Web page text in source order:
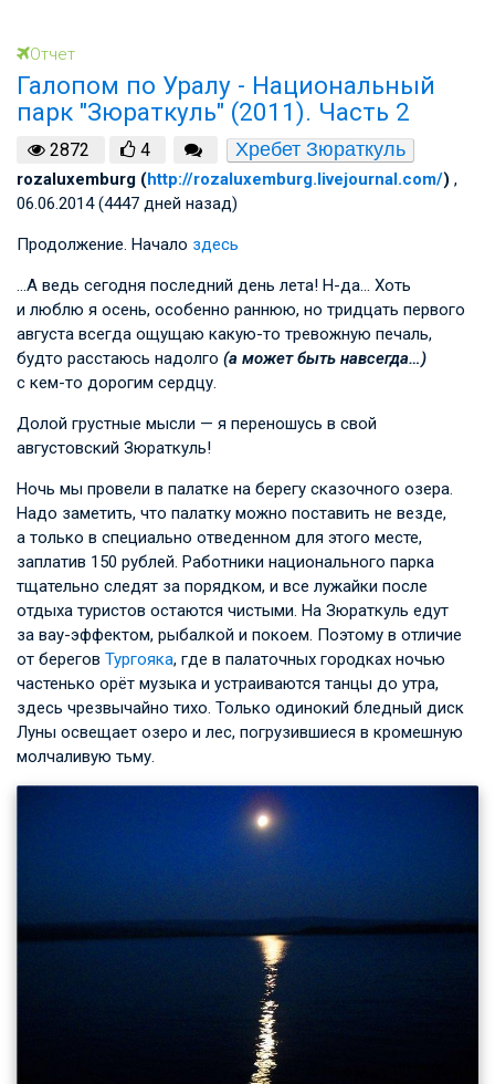
Отчет
Галопом по Уралу - Национальный
парк "Зюраткуль" (2011). Часть 2
2872 4 Хребет Зюраткуль
rozaluxemburg (http://rozaluxemburg.livejournal.com/) ,
06.06.2014 (4447 дней назад)
Продолжение. Начало здесь
…А ведь сегодня последний день лета! Н-да… Хоть
и люблю я осень, особенно раннюю, но тридцать первого
августа всегда ощущаю какую-то тревожную печаль,
будто расстаюсь надолго (а может быть навсегда…)
с кем-то дорогим сердцу.
Долой грустные мысли — я переношусь в свой
августовский Зюраткуль!
Ночь мы провели в палатке на берегу сказочного озера.
Надо заметить, что палатку можно поставить не везде,
а только в специально отведенном для этого месте,
заплатив 150 рублей. Работники национального парка
тщательно следят за порядком, и все лужайки после
отдыха туристов остаются чистыми. На Зюраткуль едут
за вау-эффектом, рыбалкой и покоем. Поэтому в отличие
от берегов Тургояка, где в палаточных городках ночью
частенько орёт музыка и устраиваются танцы до утра,
здесь чрезвычайно тихо. Только одинокий бледный диск
Луны освещает озеро и лес, погрузившиеся в кромешную
молчаливую тьму.